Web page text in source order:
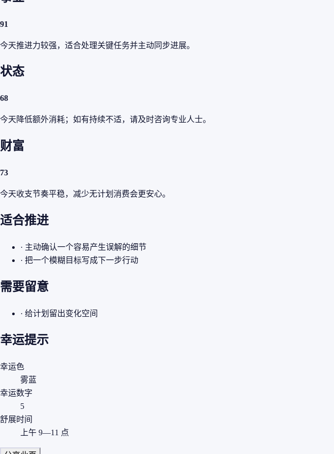
91
今天推进力较强，适合处理关键任务并主动同步进展。
状态
68
今天降低额外消耗；如有持续不适，请及时咨询专业人士。
财富
73
今天收支节奏平稳，减少无计划消费会更安心。
适合推进
· 主动确认一个容易产生误解的细节
· 把一个模糊目标写成下一步行动
需要留意
· 给计划留出变化空间
幸运提示
幸运色
雾蓝
幸运数字
5
舒展时间
上午 9—11 点